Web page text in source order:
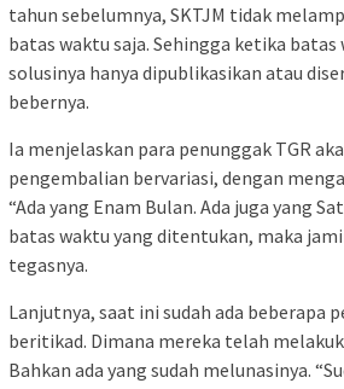
tahun sebelumnya, SKTJM tidak
batas waktu saja. Sehingga ketika
solusinya hanya dipublikasikan atau
bebernya.
Ia menjelaskan para penunggak TGR
pengembalian bervariasi, dengan
“Ada yang Enam Bulan. Ada juga yang
batas waktu yang ditentukan, maka
tegasnya.
Lanjutnya, saat ini sudah ada beberapa
beritikad. Dimana mereka telah
Bahkan ada yang sudah melunasinya.